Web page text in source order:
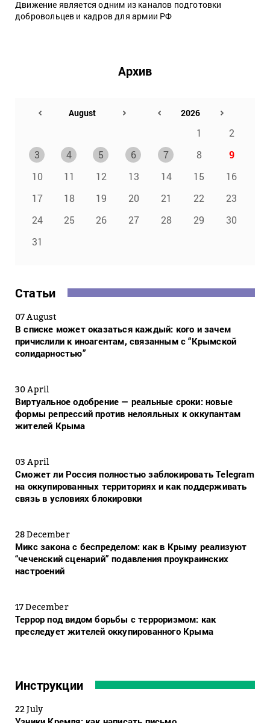
Движение является одним из каналов подготовки
добровольцев и кадров для армии РФ
Архив
1
2
3
4 5 6 7 8
9
10
11 12 13 14 15
16
17
18 19 20 21 22
23
24
25 26 27 28 29
30
31
Статьи
07 August
В списке может оказаться каждый: кого и зачем
причислили к иноагентам, связанным с “Крымской
солидарностью”
30 April
Виртуальное одобрение — реальные сроки: новые
формы репрессий против нелояльных к оккупантам
жителей Крыма
03 April
Сможет ли Россия полностью заблокировать Telegram
на оккупированных территориях и как поддерживать
связь в условиях блокировки
28 December
Микс закона с беспределом: как в Крыму реализуют
“чеченский сценарий” подавления проукраинских
настроений
17 December
Террор под видом борьбы с терроризмом: как
преследует жителей оккупированного Крыма
Инструкции
22 July